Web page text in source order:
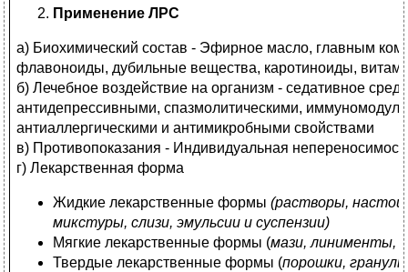
Применение ЛРС
а) Биохимический состав - Эфирное масло, главным
флавоноиды, дубильные вещества, каротиноиды,
б) Лечебное воздействие на организм - седативное
антидепрессивными, спазмолитическими,
антиаллергическими и антимикробными свойствами
в) Противопоказания - Индивидуальная
г) Лекарственная форма
Жидкие лекарственные формы (растворы,
микстуры, слизи, эмульсии и суспензии)
Мягкие лекарственные формы (мази, линименты,
Твердые лекарственные формы (порошки,